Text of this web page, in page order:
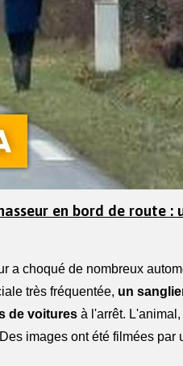
en bord de route
a choqué de nombreux
très fréquentée, un
de voitures à l'arrêt.
images ont été filmées par